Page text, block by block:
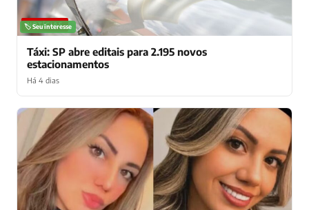
NOTÍCIAS
🏷️ Seu interesse
Táxi: SP abre editais para 2.195 novos
estacionamentos
Há 4 dias